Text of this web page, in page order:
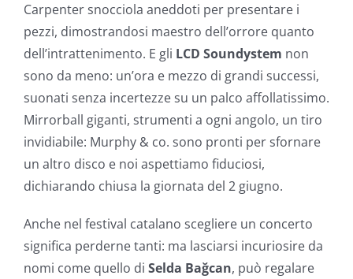
Carpenter snocciola aneddoti per presentare i
pezzi, dimostrandosi maestro dell’orrore quanto
dell’intrattenimento. E gli LCD Soundystem non
sono da meno: un’ora e mezzo di grandi successi,
suonati senza incertezze su un palco affollatissimo.
Mirrorball giganti, strumenti a ogni angolo, un tiro
invidiabile: Murphy & co. sono pronti per sfornare
un altro disco e noi aspettiamo fiduciosi,
dichiarando chiusa la giornata del 2 giugno.
Anche nel festival catalano scegliere un concerto
significa perderne tanti: ma lasciarsi incuriosire da
nomi come quello di Selda Bağcan, può regalare